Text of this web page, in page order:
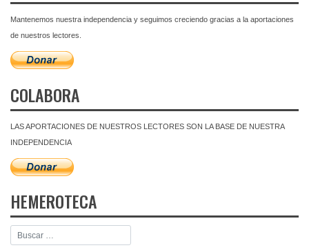
Mantenemos nuestra independencia y seguimos creciendo gracias a la aportaciones
de nuestros lectores.
COLABORA
LAS APORTACIONES DE NUESTROS LECTORES SON LA BASE DE NUESTRA
INDEPENDENCIA
HEMEROTECA